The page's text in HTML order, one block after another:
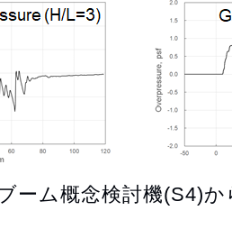
ーム概念検討機(S4)